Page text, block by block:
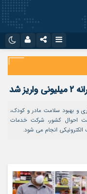
اپلیکیشن
شد
و بهبود سلامت مادر و کودک،
احوال کشور، شرکت خدمات
الکترونیکی انجام می‌ شود.